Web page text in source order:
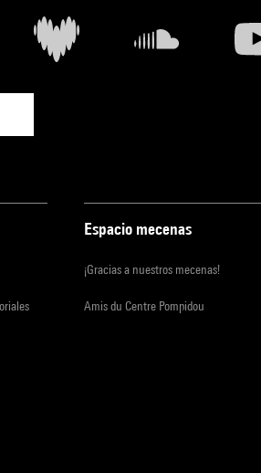
Espacio mecenas
¡Gracias a nuestros mecenas!
Amis du Centre Pompidou